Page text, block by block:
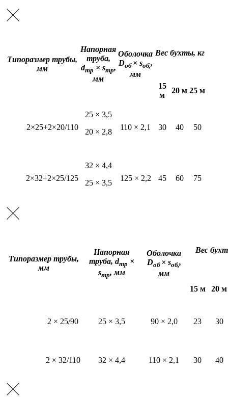
Типоразмер трубы,
мм
Напорная
труба,
dтр × sтр,
мм
Оболочка
Dоб × sоб,,
мм
Вес бухты, кг
15
м
20 м 25 м
2×25+2×20/110
25 × 3,5
20 × 2,8
110 × 2,1 30 40 50
2×32+2×25/125
32 × 4,4
25 × 3,5
125 × 2,2 45 60 75
Типоразмер трубы,
мм
Напорная
труба, dтр ×
sтр, мм
Оболочка
Dоб × sоб,,
мм
Вес
15 м 20 м
2 × 25/90 25 × 3,5 90 × 2,0 23 30
2 × 32/110 32 × 4,4 110 × 2,1 30 40